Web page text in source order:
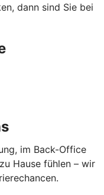
dann sind Sie bei
im Back-Office
Hause fühlen – wir